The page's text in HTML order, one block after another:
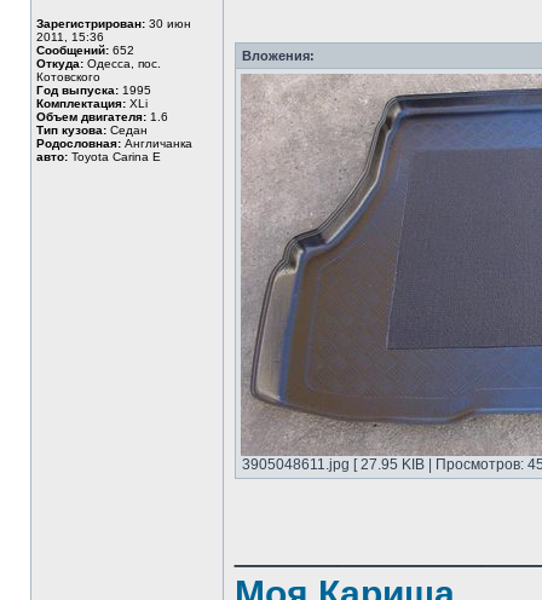
Зарегистрирован: 30 июн
2011, 15:36
Сообщений: 652
Откуда: Одесса, пос.
Котовского
Год выпуска: 1995
Комплектация: XLi
Объем двигателя: 1.6
Тип кузова: Седан
Родословная: Англичанка
авто: Toyota Carina E
Вложения:
3905048611.jpg [ 27.95 KIB | Просмотров: